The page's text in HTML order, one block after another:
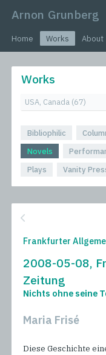
Arnon Grunberg
Home Works About
Works
Bibliophilic
Novels
Plays
Vanity
Frankfurter
2008-05-08,
Zeitung
Nichts ohne seine
Maria Frisé
Diese Geschichte